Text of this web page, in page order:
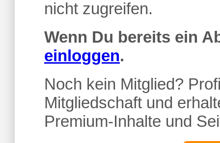
nicht zugreifen.
Wenn Du bereits ein
einloggen.
Noch kein Mitglied?
Mitgliedschaft und
Premium-Inhalte und